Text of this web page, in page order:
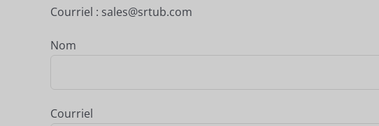
Courriel : sales@srtub.com
Nom
Courriel